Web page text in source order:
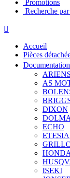
Promotions
Recherche

Accueil
Pièces
Documentation
ARIENS
AS
DIXON
ECHO
ETESIA
HONDA
ISEKI